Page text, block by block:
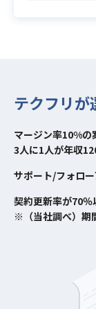
テクフリが
マージン率10%の
3人に1人が年収
サポート/フォロ
契約更新率が70
※（当社調べ）期